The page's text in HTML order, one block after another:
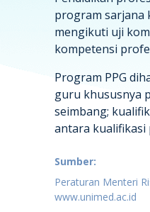
program sarjana
mengikuti uji
kompetensi
Program PPG
guru khususnya
seimbang;
antara kualifikasi
Sumber:
Peraturan Menteri
www.unimed.ac.id